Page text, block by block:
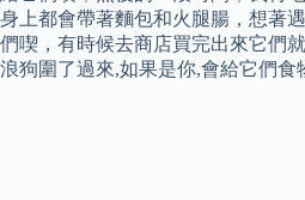
身上都會帶著麵包和火腿腸，想著
們喫，有時候去商店買完出來它們
浪狗圍了過來,如果是你,會給它們食